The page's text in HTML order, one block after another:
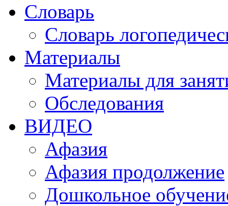
Словарь
Словарь
Материалы
Материалы для
Обследования
ВИДЕО
Афазия
Афазия продолжение
Дошкольное